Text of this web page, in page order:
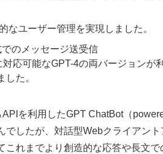
なユーザー管理を実現しました。
のメッセージ送受信
応可能なGPT-4の両バージョンが
た。
を利用したGPT ChatBot（
でしたが、対話型Webクライアン
れまでより創造的な応答や長文